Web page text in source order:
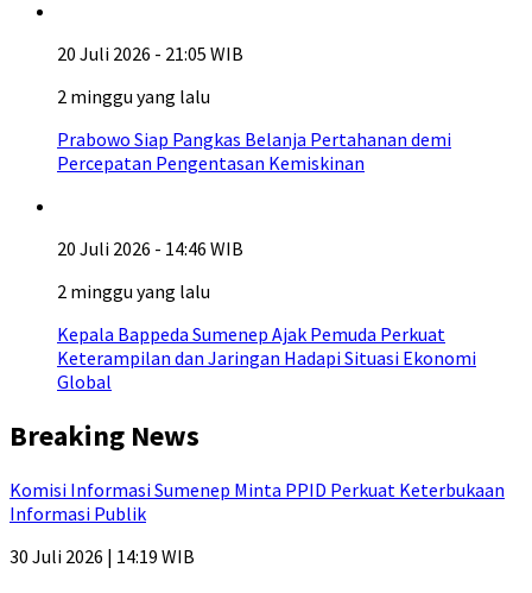
20 Juli 2026 - 21:05 WIB
2 minggu yang lalu
Prabowo Siap Pangkas Belanja Pertahanan demi
Percepatan Pengentasan Kemiskinan
20 Juli 2026 - 14:46 WIB
2 minggu yang lalu
Kepala Bappeda Sumenep Ajak Pemuda Perkuat
Keterampilan dan Jaringan Hadapi Situasi Ekonomi
Global
Breaking News
Komisi Informasi Sumenep Minta PPID Perkuat Keterbukaan
Informasi Publik
30 Juli 2026 | 14:19 WIB